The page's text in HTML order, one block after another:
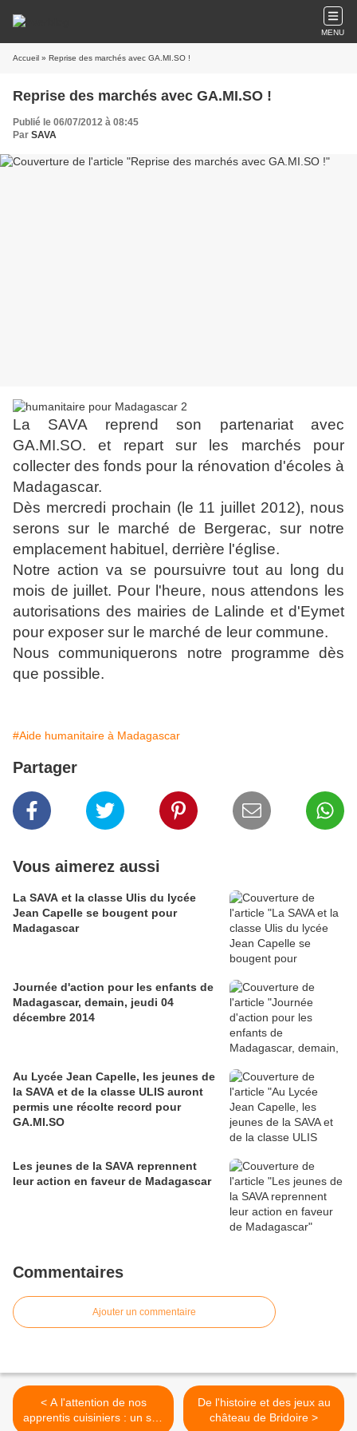
MENU
Accueil » Reprise des marchés avec GA.MI.SO !
Reprise des marchés avec GA.MI.SO !
Publié le 06/07/2012 à 08:45
Par SAVA
La SAVA reprend son partenariat avec
GA.MI.SO. et repart sur les marchés pour
collecter des fonds pour la rénovation d'écoles à
Madagascar.
Dès mercredi prochain (le 11 juillet 2012), nous
serons sur le marché de Bergerac, sur notre
emplacement habituel, derrière l'église.
Notre action va se poursuivre tout au long du
mois de juillet. Pour l'heure, nous attendons les
autorisations des mairies de Lalinde et d'Eymet
pour exposer sur le marché de leur commune.
Nous communiquerons notre programme dès
que possible.
#Aide humanitaire à Madagascar
Partager
Vous aimerez aussi
La SAVA et la classe Ulis du lycée
Jean Capelle se bougent pour
Madagascar
Journée d'action pour les enfants de
Madagascar, demain, jeudi 04
décembre 2014
Au Lycée Jean Capelle, les jeunes de
la SAVA et de la classe ULIS auront
permis une récolte record pour
GA.MI.SO
Les jeunes de la SAVA reprennent
leur action en faveur de Madagascar
Commentaires
Ajouter un commentaire
< A l'attention de nos
apprentis cuisiniers : un site
De l'histoire et des jeux au
château de Bridoire >